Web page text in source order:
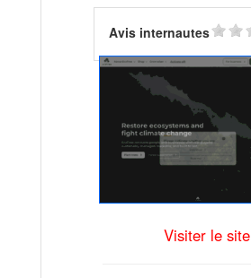
Avis internautes
Visiter le site